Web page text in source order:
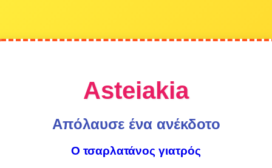
Asteiakia
Απόλαυσε ένα ανέκδοτο
Ο τσαρλατάνος γιατρός